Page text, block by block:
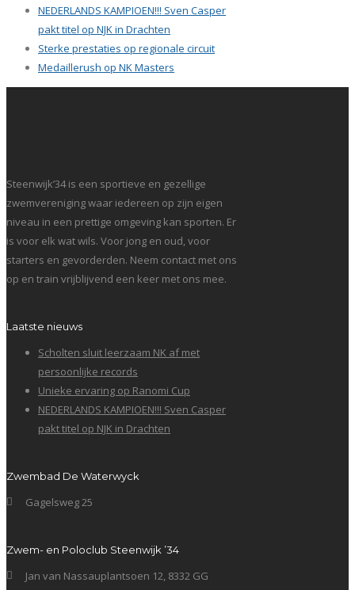
NEDERLANDS KAMPIOEN!!! Sven Casper
pakt titel op NJK in Drachten
Sterke prestaties op regionale circuit
Medaillerush op NK Masters
Steenwijk’34 is een sportieve en gezellige
zwemvereniging waar iedereen op zijn eigen
niveau in een prettige omgeving kan sporten. Er
is voor elk wat wils. Voor jong en oud, voor
starters en gevorderden. Neem contact met ons
op en train vrijblijvend een keer met ons mee.
Laatste nieuws
Scholten sluit leerzaam NK af met
persoonlijke records
Unieke ervaring op Ranomi Cup
NEDERLANDS KAMPIOEN!!! Sven Casper
pakt titel op NJK in Drachten
Zwembad De Waterwyck
Gagelsweg 25
Zwem- en Poloclub Steenwijk ’34
Jan van Nassauplantsoen 12, 8332 GG